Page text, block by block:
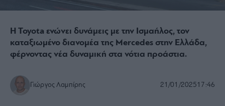
Η Toyota ενώνει δυνάμεις με την Ισμαήλος, τον
καταξιωμένο διανομέα της Mercedes στην Ελλάδα,
φέρνοντας νέα δυναμική στα νότια προάστια.
Γιώργος Λαμπίρης 21/01/202517:46